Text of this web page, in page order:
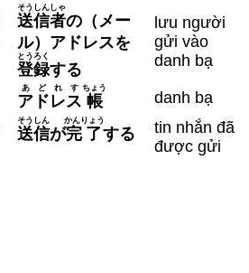
送信者
そうしんしゃ
の（メー
ル）アドレスを
登録
とうろく
する
lưu người
gửi vào
danh bạ
アドレス
あどれす
帳
ちょう
danh bạ
送信
そうしん
が完了
かんりょう
する
tin nhắn đã
được gửi